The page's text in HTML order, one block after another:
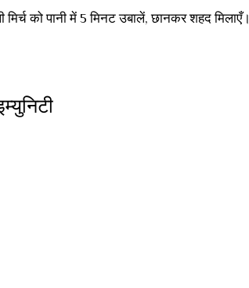
को पानी में 5 मिनट उबालें, छानकर शहद मिलाएँ।